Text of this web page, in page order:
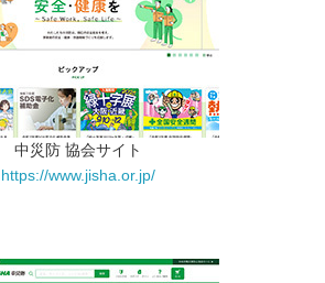
中災防 協会サイト
https://www.jisha.or.jp/